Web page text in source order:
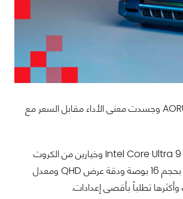
في البداية أحببنا هذه اللابتوبات الجديدة من جيجابايت التي جسدت معنى القوة المفرطة مع إصدار AORUS MASTER 16 وجسدت معنى الأداء مقابل السعر مع
AORUS MASTER 16 هو لابتوب ألعاب فخم مصمم لتحقيق تجربة اللعب الأفضل، إذ يتميز بأقوى المعالجات مثل Intel Core Ultra 9 وخيارين من الكروت
الرسومية وهي RTX 5080 أو RTX 5090 لتقديم معدلات إطارات فائقة. يأتي الحاسوب مع شاشة OLED مذهلة بحجم 16 بوصة ودقة عرض QHD ومعدل